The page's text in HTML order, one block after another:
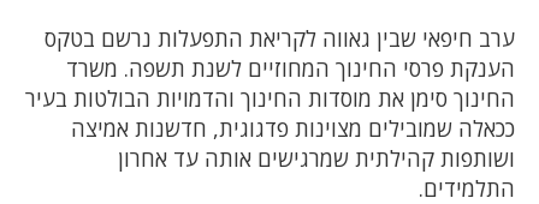
ערב חיפאי שבין גאווה לקריאת התפעלות נרשם בטקס
הענקת פרסי החינוך המחוזיים לשנת תשפה. משרד
החינוך סימן את מוסדות החינוך והדמויות הבולטות בעיר
ככאלה שמובילים מצוינות פדגוגית, חדשנות אמיצה
ושותפות קהילתית שמרגישים אותה עד אחרון
התלמידים.